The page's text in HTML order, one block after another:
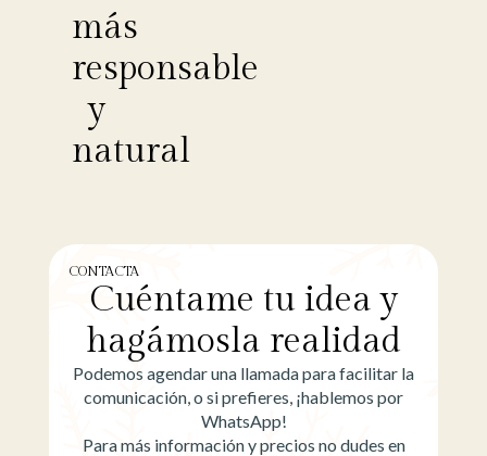
más
responsable
y
natural
CONTACTA
Cuéntame tu idea y
hagámosla realidad
Podemos agendar una llamada para facilitar la
comunicación, o si prefieres, ¡hablemos por
WhatsApp!
Para más información y precios no dudes en